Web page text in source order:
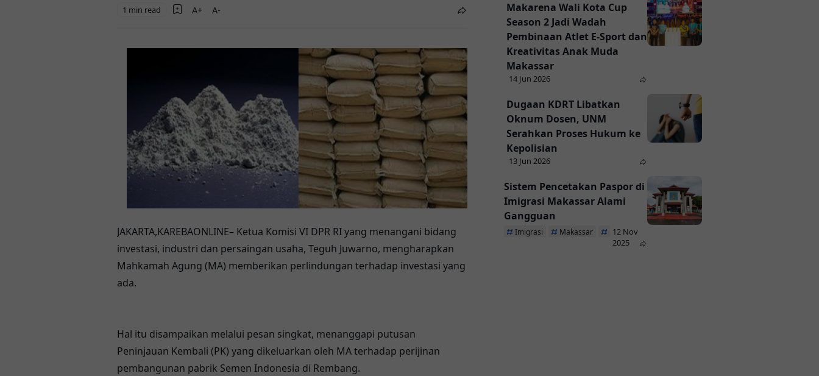
1 min read
JAKARTA,KAREBAONLINE– Ketua Komisi VI DPR RI yang menangani bidang
investasi, industri dan persaingan usaha, Teguh Juwarno, mengharapkan
Mahkamah Agung (MA) memberikan perlindungan terhadap investasi yang
ada.
Hal itu disampaikan melalui pesan singkat, menanggapi putusan
Peninjauan Kembali (PK) yang dikeluarkan oleh MA terhadap perijinan
pembangunan pabrik Semen Indonesia di Rembang.
Makarena Wali Kota Cup
Season 2 Jadi Wadah
Pembinaan Atlet E-Sport dan
Kreativitas Anak Muda
Makassar
14 Jun 2026
Dugaan KDRT Libatkan
Oknum Dosen, UNM
Serahkan Proses Hukum ke
Kepolisian
13 Jun 2026
Sistem Pencetakan Paspor di
Imigrasi Makassar Alami
Gangguan
Imigrasi Makassar Paspor
12 Nov
2025